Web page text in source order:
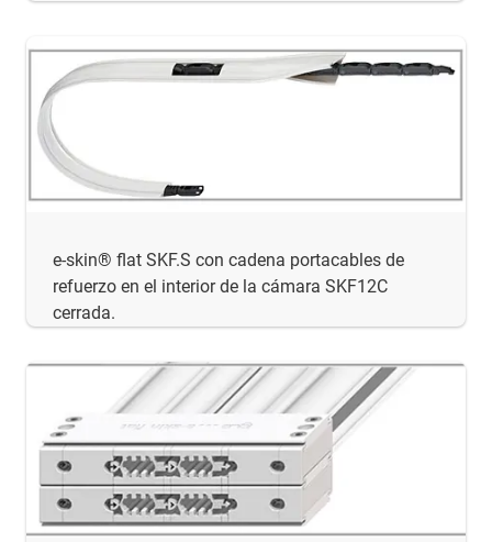
e-skin® flat SKF.S con cadena portacables de
refuerzo en el interior de la cámara SKF12C
cerrada.